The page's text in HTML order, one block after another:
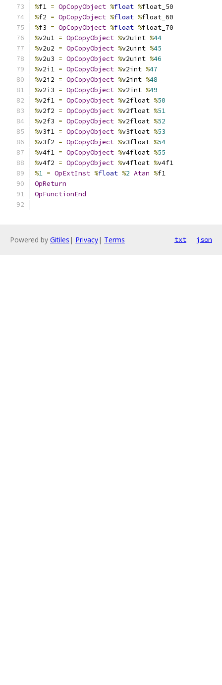
%f1 = OpCopyObject %float %float_50
%f2 = OpCopyObject %float %float_60
%f3 = OpCopyObject %float %float_70
%v2u1 = OpCopyObject %v2uint %44
%v2u2 = OpCopyObject %v2uint %45
%v2u3 = OpCopyObject %v2uint %46
%v2i1 = OpCopyObject %v2int %47
%v2i2 = OpCopyObject %v2int %48
%v2i3 = OpCopyObject %v2int %49
%v2f1 = OpCopyObject %v2float %50
%v2f2 = OpCopyObject %v2float %51
%v2f3 = OpCopyObject %v2float %52
%v3f1 = OpCopyObject %v3float %53
%v3f2 = OpCopyObject %v3float %54
%v4f1 = OpCopyObject %v4float %55
%v4f2 = OpCopyObject %v4float %v4f1
%1 = OpExtInst %float %2 Atan %f1
OpReturn
OpFunctionEnd
Powered by Gitiles | Privacy| Terms txt json